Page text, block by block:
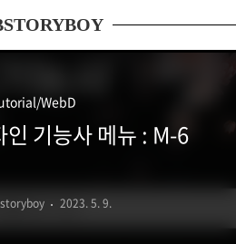
WebD
기능사 메뉴 : M-6
2023. 5. 9.